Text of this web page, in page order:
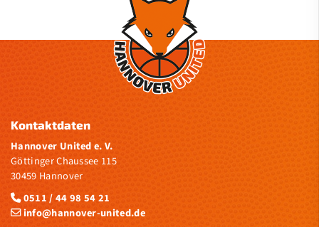
Kontaktdaten
Hannover United e. V.
Göttinger Chaussee 115
30459 Hannover
0511 / 44 98 54 21
info@hannover-united.de
Ticketinformation
Regionalliga Region 2
Sporthalle Sophienschule
Sponsoren
Verein